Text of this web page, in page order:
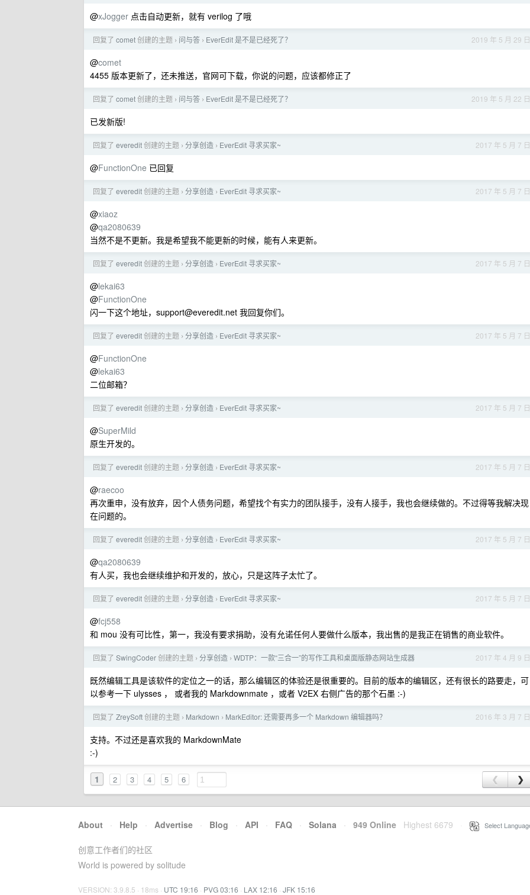
@xJogger 点击自动更新，就有 verilog 了哦
2019 年 5 月 29 日
回复了 comet创建的主题 › 问与答 › EverEdit 是不是已经死了？
@comet
4455 版本更新了，还未推送，官网可下载，你说的问题，应该都修正了
2019 年 5 月 22 日
回复了 comet创建的主题 › 问与答 › EverEdit 是不是已经死了？
已发新版!
2017 年 5 月 7 日
回复了 everedit创建的主题 › 分享创造 › EverEdit 寻求买家~
@FunctionOne 已回复
2017 年 5 月 7 日
回复了 everedit创建的主题 › 分享创造 › EverEdit 寻求买家~
@xiaoz
@qa2080639
当然不是不更新。我是希望我不能更新的时候，能有人来更新。
2017 年 5 月 7 日
回复了 everedit创建的主题 › 分享创造 › EverEdit 寻求买家~
@lekai63
@FunctionOne
闪一下这个地址， support@everedit.net 我回复你们。
2017 年 5 月 7 日
回复了 everedit创建的主题 › 分享创造 › EverEdit 寻求买家~
@FunctionOne
@lekai63
二位邮箱？
2017 年 5 月 7 日
回复了 everedit创建的主题 › 分享创造 › EverEdit 寻求买家~
@SuperMild
原生开发的。
2017 年 5 月 7 日
回复了 everedit创建的主题 › 分享创造 › EverEdit 寻求买家~
@raecoo
再次重申，没有放弃，因个人债务问题，希望找个有实力的团队接手，没有人接手，我也会继续做的。不过得等我解决现
在问题的。
2017 年 5 月 7 日
回复了 everedit创建的主题 › 分享创造 › EverEdit 寻求买家~
@qa2080639
有人买，我也会继续维护和开发的，放心，只是这阵子太忙了。
2017 年 5 月 7 日
回复了 everedit创建的主题 › 分享创造 › EverEdit 寻求买家~
@fcj558
和 mou 没有可比性，第一，我没有要求捐助，没有允诺任何人要做什么版本，我出售的是我正在销售的商业软件。
2017 年 4 月 9 日
回复了 SwingCoder创建的主题 › 分享创造 › WDTP：一款“三合一”的写作工具和桌面版静态网站生成器
既然编辑工具是该软件的定位之一的话，那么编辑区的体验还是很重要的。目前的版本的编辑区，还有很长的路要走，可
以参考一下 ulysses ， 或者我的 Markdownmate ，或者 V2EX 右侧广告的那个石墨 :-)
2016 年 3 月 7 日
回复了 ZreySoft创建的主题 › Markdown › MarkEditor: 还需要再多一个 Markdown 编辑器吗？
支持。不过还是喜欢我的 MarkdownMate
:-)
1 2 3 4 5 6 ❮ ❯
About · Help · Advertise · Blog · API · FAQ · Solana · 949 Online Highest 6679 Select
创意工作者们的社区
World is powered by solitude
VERSION: 3.9.8.5 · 18ms · UTC 19:16 · PVG 03:16 · LAX 12:16 · JFK 15:16